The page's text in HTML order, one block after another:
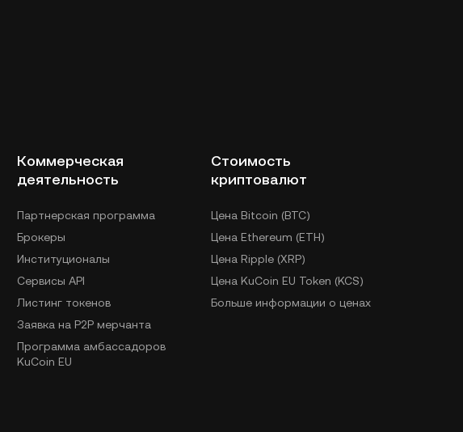
Коммерческая
деятельность
Партнерская программа
Брокеры
Институционалы
Сервисы API
Листинг токенов
Заявка на P2P мерчанта
Программа амбассадоров
KuCoin EU
Стоимость
криптовалют
Цена Bitcoin (BTC)
Цена Ethereum (ETH)
Цена Ripple (XRP)
Цена KuCoin EU Token (KCS)
Больше информации о ценах